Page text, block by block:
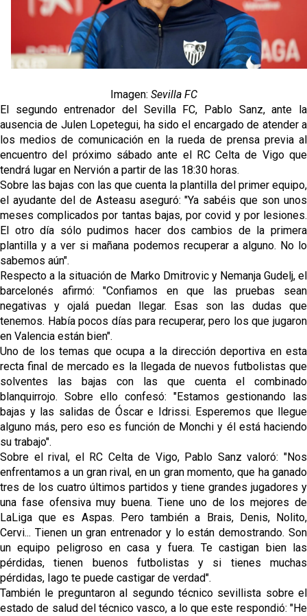
fichajes
Opinión | "Carta abierta a Alberto Flores" por Rafa
García
Miguel Sierra: La temporada pasada se vio
reflejado que podemos tirar para delante y
trabajamos con ilusión
Diomande ya es madridista mientras Rodri agita el
mercado
Imagen: Sevilla FC
El segundo entrenador del Sevilla FC, Pablo Sanz, ante la
ausencia de Julen Lopetegui, ha sido el encargado de atender a
los medios de comunicación en la rueda de prensa previa al
encuentro del próximo sábado ante el RC Celta de Vigo que
tendrá lugar en Nervión a partir de las 18:30 horas.
Sobre las bajas con las que cuenta la plantilla del primer equipo,
el ayudante del de Asteasu aseguró: "Ya sabéis que son unos
meses complicados por tantas bajas, por covid y por lesiones.
El otro día sólo pudimos hacer dos cambios de la primera
plantilla y a ver si mañana podemos recuperar a alguno. No lo
sabemos aún".
Respecto a la situación de Marko Dmitrovic y Nemanja Gudelj, el
barcelonés afirmó: "Confiamos en que las pruebas sean
negativas y ojalá puedan llegar. Esas son las dudas que
tenemos. Había pocos días para recuperar, pero los que jugaron
en Valencia están bien".
Uno de los temas que ocupa a la dirección deportiva en esta
recta final de mercado es la llegada de nuevos futbolistas que
solventes las bajas con las que cuenta el combinado
blanquirrojo. Sobre ello confesó: "Estamos gestionando las
bajas y las salidas de Óscar e Idrissi. Esperemos que llegue
alguno más, pero eso es función de Monchi y él está haciendo
su trabajo".
Sobre el rival, el RC Celta de Vigo, Pablo Sanz valoró: "Nos
enfrentamos a un gran rival, en un gran momento, que ha ganado
tres de los cuatro últimos partidos y tiene grandes jugadores y
una fase ofensiva muy buena. Tiene uno de los mejores de
LaLiga que es Aspas. Pero también a Brais, Denis, Nolito,
Cervi... Tienen un gran entrenador y lo están demostrando. Son
un equipo peligroso en casa y fuera. Te castigan bien las
pérdidas, tienen buenos futbolistas y si tienes muchas
pérdidas, Iago te puede castigar de verdad".
También le preguntaron al segundo técnico sevillista sobre el
estado de salud del técnico vasco, a lo que este respondió: "He